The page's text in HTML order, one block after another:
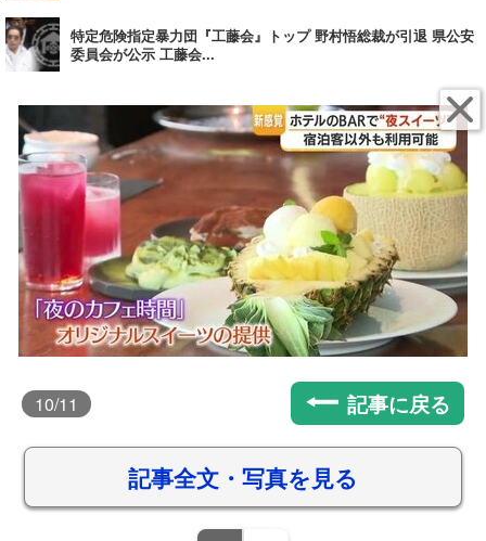
特定危険指定暴力団『工藤会』トップ 野村悟総裁が引退 県公安
委員会が公示 工藤会...
10/11 記事に戻る
記事全文・写真を見る